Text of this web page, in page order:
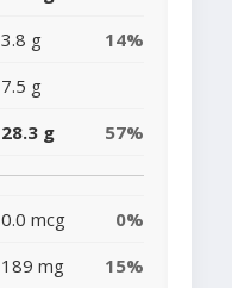
3.8 g
14%
7.5 g
28.3 g 57%
0.0 mcg
0%
189 mg
15%